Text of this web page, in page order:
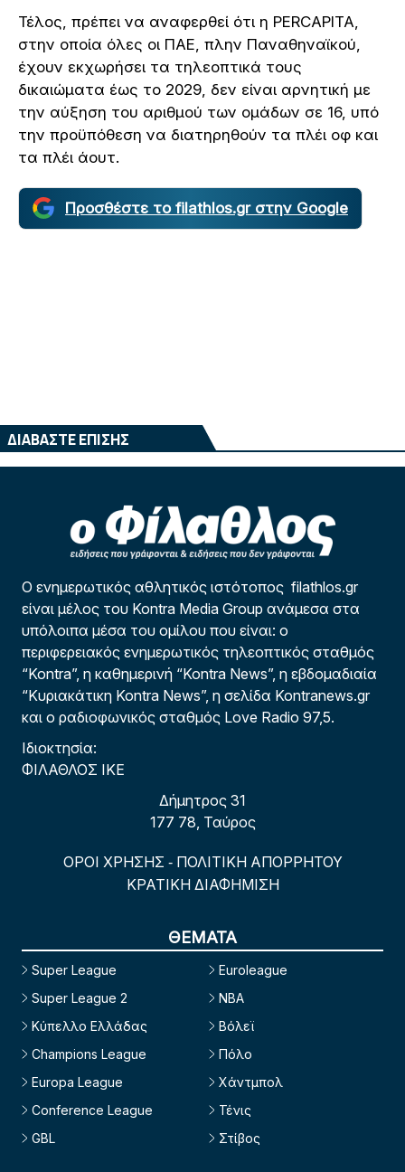
Τέλος, πρέπει να αναφερθεί ότι η PERCAPITA,
στην οποία όλες οι ΠΑΕ, πλην Παναθηναϊκού,
έχουν εκχωρήσει τα τηλεοπτικά τους
δικαιώματα έως το 2029, δεν είναι αρνητική με
την αύξηση του αριθμού των ομάδων σε 16, υπό
την προϋπόθεση να διατηρηθούν τα πλέι οφ και
τα πλέι άουτ.
Προσθέστε το filathlos.gr στην Google
ΔΙΑΒΑΣΤΕ ΕΠΙΣΗΣ
Ο ενημερωτικός αθλητικός ιστότοπος filathlos.gr
είναι μέλος του Kontra Media Group ανάμεσα στα
υπόλοιπα μέσα του ομίλου που είναι: ο
περιφερειακός ενημερωτικός τηλεοπτικός σταθμός
“Kontra”, η καθημερινή “Kontra News”, η εβδομαδιαία
“Κυριακάτικη Kontra News”, η σελίδα Kontranews.gr
και ο ραδιοφωνικός σταθμός Love Radio 97,5.
Ιδιοκτησία:
ΦΙΛΑΘΛΟΣ ΙΚΕ
Δήμητρος 31
177 78, Ταύρος
ΟΡΟΙ ΧΡΗΣΗΣ - ΠΟΛΙΤΙΚΗ ΑΠΟΡΡΗΤΟΥ
ΚΡΑΤΙΚΗ ΔΙΑΦΗΜΙΣΗ
ΘΕΜΑΤΑ
Super League
Super League 2
Κύπελλο Ελλάδας
Champions League
Europa League
Conference League
GBL
Euroleague
NBA
Βόλεϊ
Πόλο
Χάντμπολ
Τένις
Στίβος